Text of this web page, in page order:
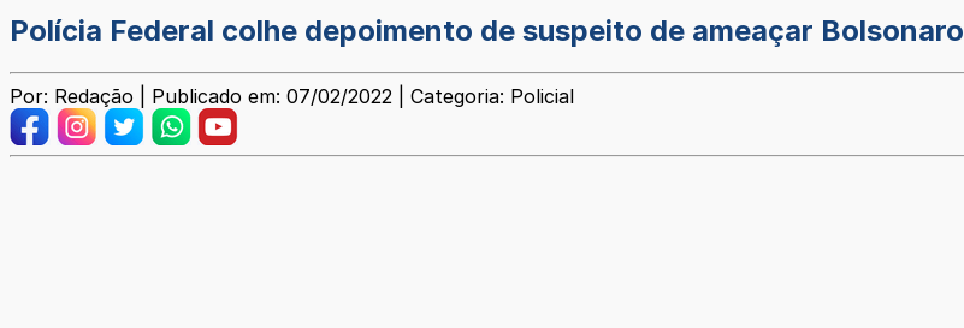
Polícia Federal colhe depoimento de suspeito de ameaçar Bolsonaro
Por: Redação | Publicado em: 07/02/2022 | Categoria: Policial